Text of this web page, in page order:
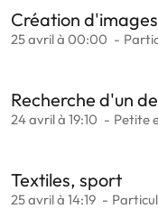
Création
25 avril à 00:00
Recherche d'un
24 avril à 19:10 Petite
Textiles, sport
25 avril à 14:19